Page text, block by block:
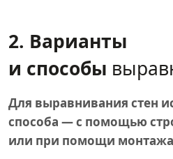
2. Варианты
и способы
Для выравнивания стен
способа — с помощью
или при помощи монтажа